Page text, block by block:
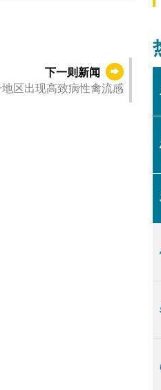
下一则新闻
区出现高致病性禽流感